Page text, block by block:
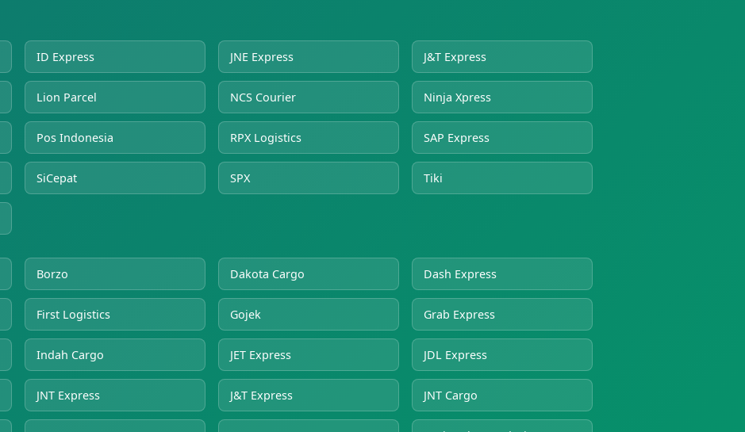
ID Express JNE Express J&T Express
Lion Parcel NCS Courier Ninja Xpress
Pos Indonesia RPX Logistics SAP Express
SiCepat SPX Tiki
Borzo Dakota Cargo Dash Express
First Logistics Gojek Grab Express
Indah Cargo JET Express JDL Express
JNT Express J&T Express JNT Cargo